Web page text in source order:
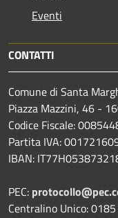
Eventi
CONTATTI
Comune di Santa
Piazza Mazzini, 46 -
Codice Fiscale:
Partita IVA:
IBAN:
PEC:
Centralino Unico: